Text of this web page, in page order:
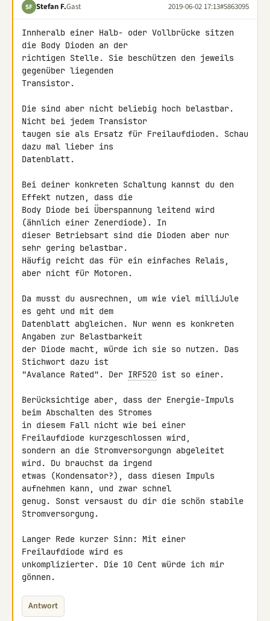
SF Stefan F.Gast 2019-06-02 17:13#5863095
Innheralb einer Halb- oder Vollbrücke sitzen
die Body Dioden an der
richtigen Stelle. Sie beschützen den jeweils
gegenüber liegenden
Transistor.
Die sind aber nicht beliebig hoch belastbar.
Nicht bei jedem Transistor
taugen sie als Ersatz für Freilaufdioden. Schau
dazu mal lieber ins
Datenblatt.
Bei deiner konkreten Schaltung kannst du den
Effekt nutzen, dass die
Body Diode bei Überspannung leitend wird
(ähnlich einer Zenerdiode). In
dieser Betriebsart sind die Dioden aber nur
sehr gering belastbar.
Häufig reicht das für ein einfaches Relais,
aber nicht für Motoren.
Da musst du ausrechnen, um wie viel milliJule
es geht und mit dem
Datenblatt abgleichen. Nur wenn es konkreten
Angaben zur Belastbarkeit
der Diode macht, würde ich sie so nutzen. Das
Stichwort dazu ist
"Avalance Rated". Der IRF520 ist so einer.
Berücksichtige aber, dass der Energie-Impuls
beim Abschalten des Stromes
in diesem Fall nicht wie bei einer
Freilaufdiode kurzgeschlossen wird,
sondern an die Stromversorgungn abgeleitet
wird. Du brauchst da irgend
etwas (Kondensator?), dass diesen Impuls
aufnehmen kann, und zwar schnel
genug. Sonst versaust du dir die schön stabile
Stromversorgung.
Langer Rede kurzer Sinn: Mit einer
Freilaufdiode wird es
unkomplizierter. Die 10 Cent würde ich mir
gönnen.
Antwort